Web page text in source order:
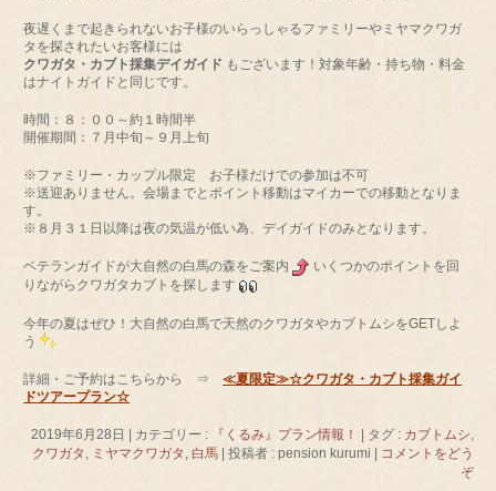
夜遅くまで起きられないお子様のいらっしゃるファミリーやミヤマクワガ
タを探されたいお客様には
クワガタ・カブト採集デイガイド もございます！対象年齢・持ち物・料金
はナイトガイドと同じです。
時間：８：００～約１時間半
開催期間：７月中旬～９月上旬
※ファミリー・カップル限定 お子様だけでの参加は不可
※送迎ありません。会場までとポイント移動はマイカーでの移動となりま
す。
※８月３１日以降は夜の気温が低い為、デイガイドのみとなります。
ベテランガイドが大自然の白馬の森をご案内
いくつかのポイントを回
りながらクワガタカブトを探します
今年の夏はぜひ！大自然の白馬で天然のクワガタやカブトムシをGETしよ
う
詳細・ご予約はこちらから ⇒≪夏限定≫☆クワガタ・カブト採集ガイ
ドツアープラン☆
2019年6月28日 カテゴリー : 『くるみ』プラン情報！ タグ : カブトムシ,
クワガタ , ミヤマクワガタ , 白馬 投稿者 : pension kurumi
コメントをどう
ぞ